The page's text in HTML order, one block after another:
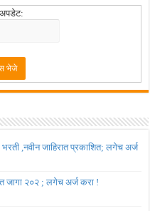
,नवीन जाहिरात प्रकाशित; लगेच अर्ज
जागा २०२ ; लगेच अर्ज करा !